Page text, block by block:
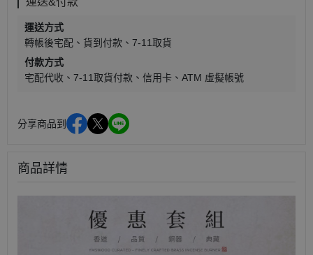
運送方式
轉帳後宅配
貨到付款
7-11取貨
付款方式
宅配代收
7-11取貨付款 信用卡 ATM 虛擬帳號
分享商品到
商品詳情